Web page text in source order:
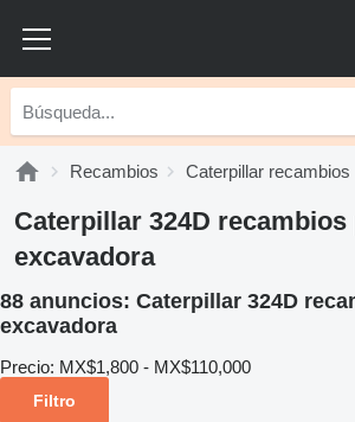
Recambios Caterpillar recambios
Caterpillar 324D recambios
excavadora
88 anuncios: Caterpillar 324D
excavadora
Precio: MX$1,800 - MX$110,000
Filtro